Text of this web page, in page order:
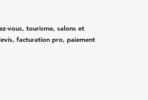
tourisme, salons et
facturation pro, paiement